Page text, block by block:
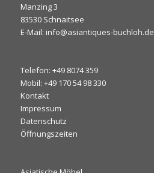
Manzing 3
83530 Schnaitsee
E-Mail: info@asiantiques-buchloh.de
Telefon: +49 8074 359
Mobil: +49 170 54 98 330
Kontakt
Impressum
Datenschutz
Öffnungszeiten